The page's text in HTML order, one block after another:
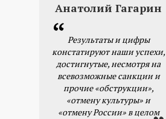
Анатолий Гагарин
Результаты и цифры
констатируют наши успехи,
достигнутые, несмотря на
всевозможные санкции и
прочие «обструкции»,
«отмену культуры» и
«отмену России» в целом